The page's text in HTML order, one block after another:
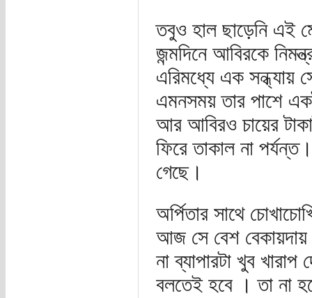
তবুও হাল ছাড়েনি এই
জন্মদিনে আবিরকে
এরিমধ্যে এক সন্ধ্যায়
এমনসময় তার পাশে
আর আবিরও চায়ের
ফিরে তাকাল না
গেছে।
অর্পিতার সাথে
আজ সে বেশ বেকায়দায়
না ব্যাপারটা খুব
বলতেই হবে । তা না